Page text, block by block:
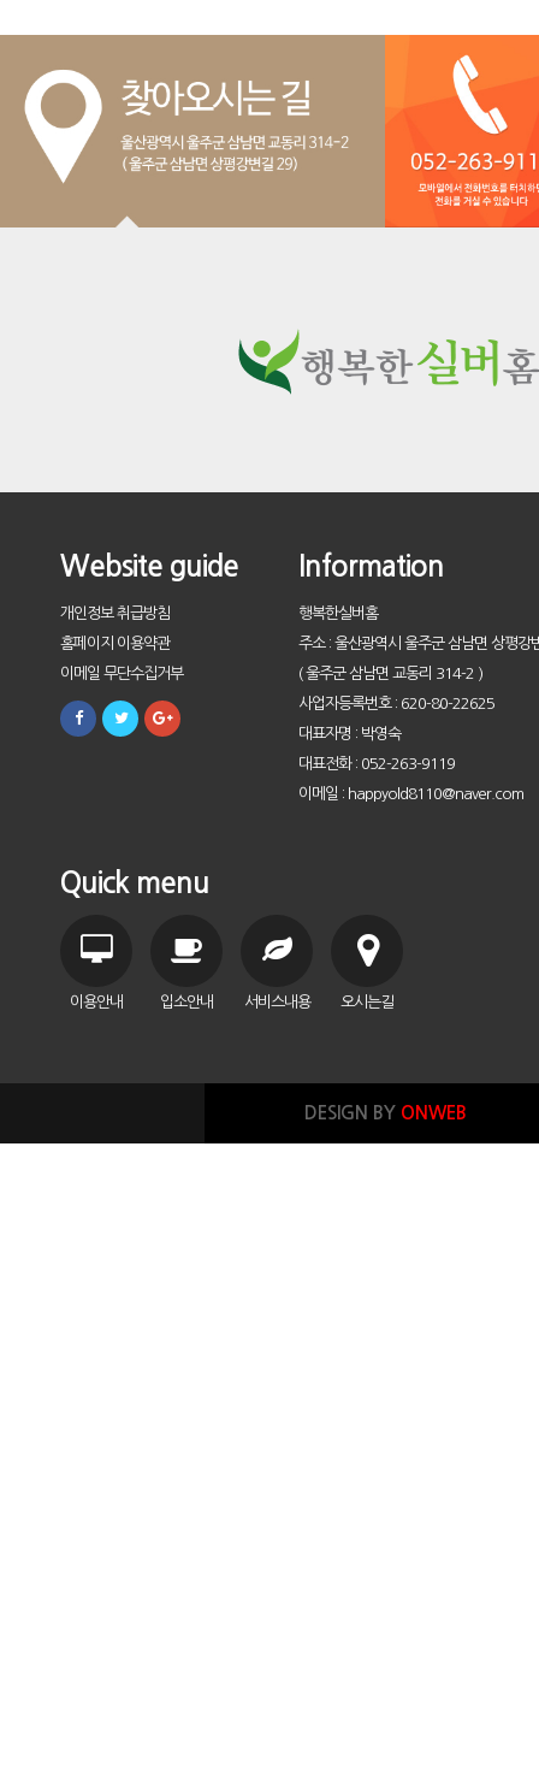
Website guide
개인정보 취급방침
홈페이지 이용약관
이메일 무단수집거부
Information
행복한실버홈
주소 : 울산광역시 울주군 삼남면 상평강
( 울주군 삼남면 교동리 314-2 )
사업자등록번호 : 620-80-22625
대표자명 : 박영숙
대표전화 : 052-263-9119
이메일 : happyold8110@naver.com
Quick menu
이용안내 입소안내 서비스내용 오시는길
DESIGN BY ONWEB